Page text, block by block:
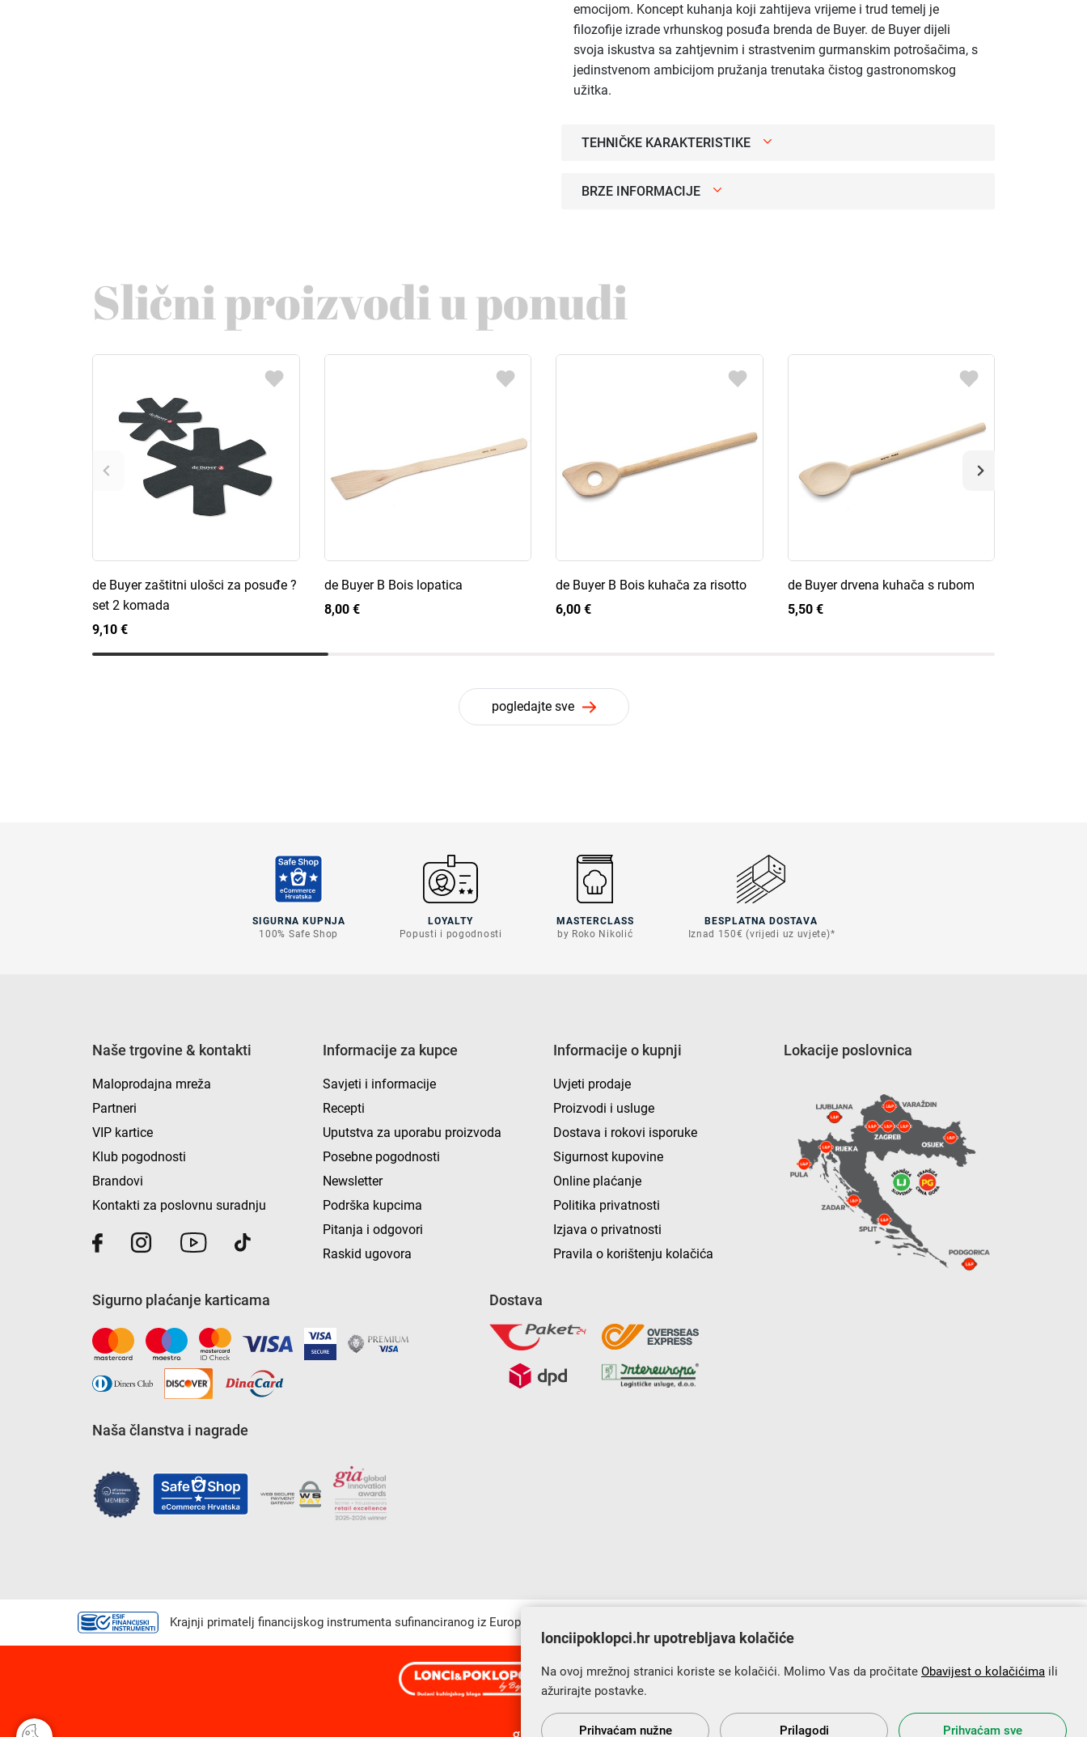
emocijom. Koncept kuhanja koji zahtijeva vrijeme i trud temelj je
filozofije izrade vrhunskog posuđa brenda de Buyer. de Buyer dijeli
svoja iskustva sa zahtjevnim i strastvenim gurmanskim potrošačima, s
jedinstvenom ambicijom pružanja trenutaka čistog gastronomskog
užitka.
TEHNIČKE KARAKTERISTIKE
BRZE INFORMACIJE
Slični proizvodi u ponudi
de Buyer zaštitni ulošci za posuđe ?
set 2 komada
9,10 €
de Buyer B Bois lopatica
8,00 €
de Buyer B Bois kuhača za risotto
6,00 €
de Buyer drvena kuhača s rubom
5,50 €
pogledajte sve
SIGURNA KUPNJA
100% Safe Shop
LOYALTY
Popusti i pogodnosti
MASTERCLASS
by Roko Nikolić
BESPLATNA DOSTAVA
Iznad 150€ (vrijedi uz uvjete)*
Naše trgovine & kontakti
Maloprodajna mreža
Partneri
VIP kartice
Klub pogodnosti
Brandovi
Kontakti za poslovnu suradnju
Informacije za kupce
Savjeti i informacije
Recepti
Uputstva za uporabu proizvoda
Posebne pogodnosti
Newsletter
Podrška kupcima
Pitanja i odgovori
Raskid ugovora
Informacije o kupnji
Uvjeti prodaje
Proizvodi i usluge
Dostava i rokovi isporuke
Sigurnost kupovine
Online plaćanje
Politika privatnosti
Izjava o privatnosti
Pravila o korištenju kolačića
Lokacije poslovnica
Sigurno plaćanje karticama
Naša članstva i nagrade
Dostava
Krajnji primatelj financijskog instrumenta sufinanciranog iz Europskog fonda za regionalni razvoj u sklopu Operativnog programa „Konkurentnost i kohezija”.
s Vama od 2014. godine!
lonciipoklopci.hr upotrebljava kolačiće
Na ovoj mrežnoj stranici koriste se kolačići. Molimo Vas da pročitate Obavijest o kolačićima ili
ažurirajte postavke.
Prihvaćam nužne Prilagodi Prihvaćam sve